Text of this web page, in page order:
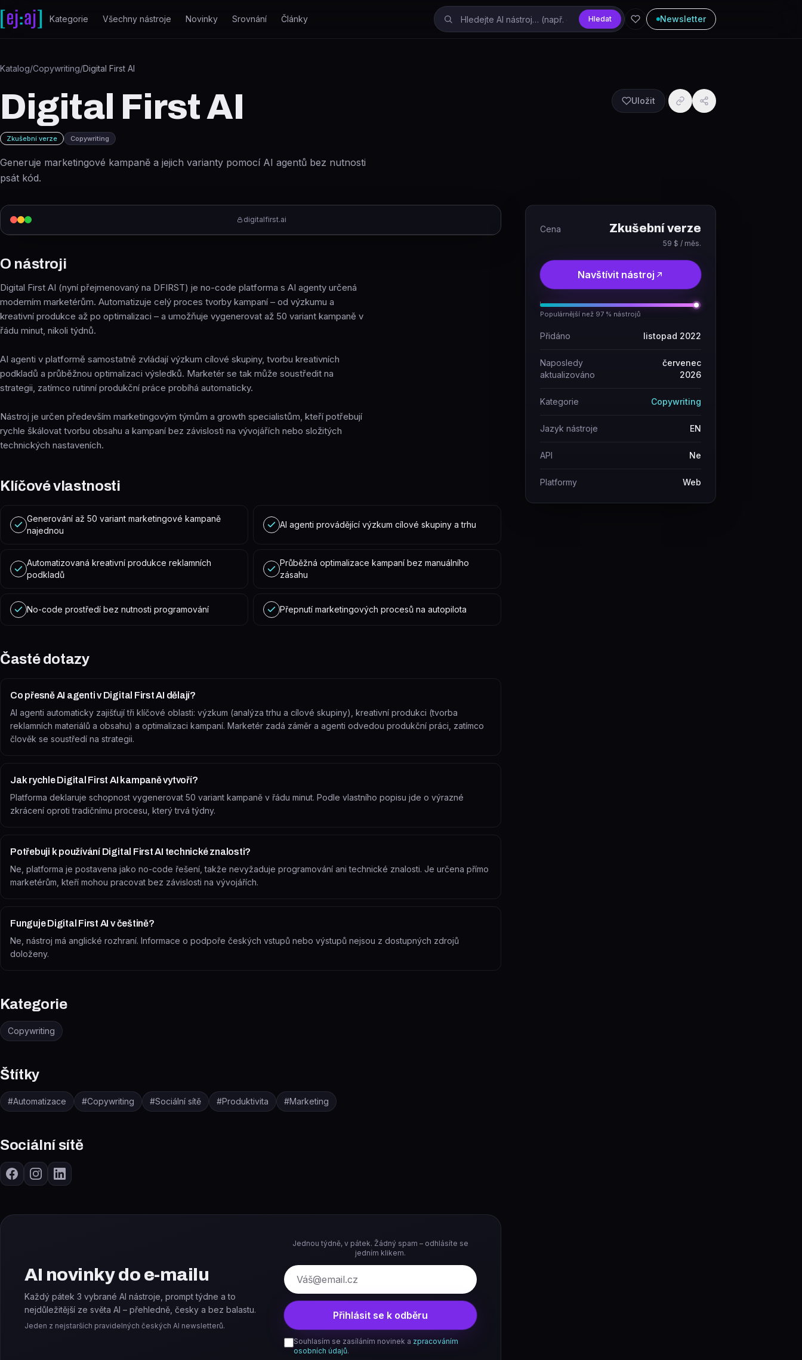
Přeskočit na obsah
Kategorie Všechny nástroje Novinky Srovnání Články Hledat Newsletter
Katalog/Copywriting/Digital First AI
Digital First AI
Zkušební verze Copywriting
Generuje marketingové kampaně a jejich varianty pomocí AI agentů bez nutnosti
psát kód.
Uložit
digitalfirst.ai
O nástroji
Digital First AI (nyní přejmenovaný na DFIRST) je no-code platforma s AI agenty určená
moderním marketérům. Automatizuje celý proces tvorby kampaní – od výzkumu a
kreativní produkce až po optimalizaci – a umožňuje vygenerovat až 50 variant kampaně v
řádu minut, nikoli týdnů.
AI agenti v platformě samostatně zvládají výzkum cílové skupiny, tvorbu kreativních
podkladů a průběžnou optimalizaci výsledků. Marketér se tak může soustředit na
strategii, zatímco rutinní produkční práce probíhá automaticky.
Nástroj je určen především marketingovým týmům a growth specialistům, kteří potřebují
rychle škálovat tvorbu obsahu a kampaní bez závislosti na vývojářích nebo složitých
technických nastaveních.
Klíčové vlastnosti
Generování až 50 variant marketingové kampaně
najednou
AI agenti provádějící výzkum cílové skupiny a trhu
Automatizovaná kreativní produkce reklamních
podkladů
Průběžná optimalizace kampaní bez manuálního
zásahu
No-code prostředí bez nutnosti programování Přepnutí marketingových procesů na autopilota
Časté dotazy
Co přesně AI agenti v Digital First AI dělají?
AI agenti automaticky zajišťují tři klíčové oblasti: výzkum (analýza trhu a cílové skupiny), kreativní produkci (tvorba
reklamních materiálů a obsahu) a optimalizaci kampaní. Marketér zadá záměr a agenti odvedou produkční práci, zatímco
člověk se soustředí na strategii.
Jak rychle Digital First AI kampaně vytvoří?
Platforma deklaruje schopnost vygenerovat 50 variant kampaně v řádu minut. Podle vlastního popisu jde o výrazné
zkrácení oproti tradičnímu procesu, který trvá týdny.
Potřebuji k používání Digital First AI technické znalosti?
Ne, platforma je postavena jako no-code řešení, takže nevyžaduje programování ani technické znalosti. Je určena přímo
marketérům, kteří mohou pracovat bez závislosti na vývojářích.
Funguje Digital First AI v češtině?
Ne, nástroj má anglické rozhraní. Informace o podpoře českých vstupů nebo výstupů nejsou z dostupných zdrojů
doloženy.
Kategorie
Copywriting
Štítky
#Automatizace #Copywriting #Sociální sítě #Produktivita #Marketing
Sociální sítě
AI novinky do e-mailu
Každý pátek 3 vybrané AI nástroje, prompt týdne a to
nejdůležitější ze světa AI – přehledně, česky a bez balastu.
Jeden z nejstarších pravidelných českých AI newsletterů.
Jednou týdně, v pátek. Žádný spam – odhlásíte se
jedním klikem.
E-mail
Přihlásit se k odběru
Souhlasím se zasíláním novinek a zpracováním
osobních údajů.
Cena Zkušební verze
59 $ / měs.
Navštívit nástroj
Populárnější než 97 % nástrojů
Přidáno listopad 2022
Naposledy
aktualizováno
červenec
2026
Kategorie Copywriting
Jazyk nástroje EN
API Ne
Platformy Web